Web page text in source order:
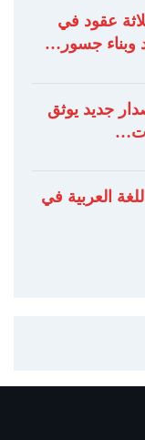
عقود في
وبناء جسور…
جديد يوثق
العربية في